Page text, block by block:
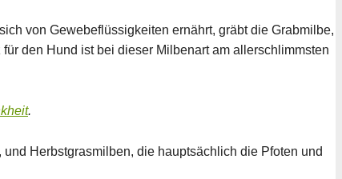
von Gewebeflüssigkeiten ernährt, gräbt die Grabmilbe,
den Hund ist bei dieser Milbenart am allerschlimmsten
.
Herbstgrasmilben, die hauptsächlich die Pfoten und